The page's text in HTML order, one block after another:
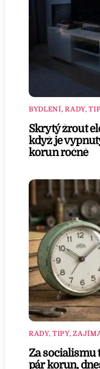
BYDLENÍ,RADY,
Skrytý žrout
když je
korun ročně
RADY, TIPY,
Za socialismu
pár korun,